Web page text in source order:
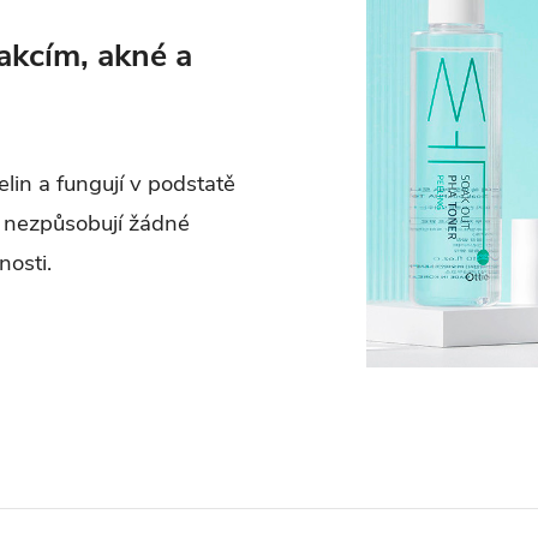
akné a
a fungují v podstatě
žádné